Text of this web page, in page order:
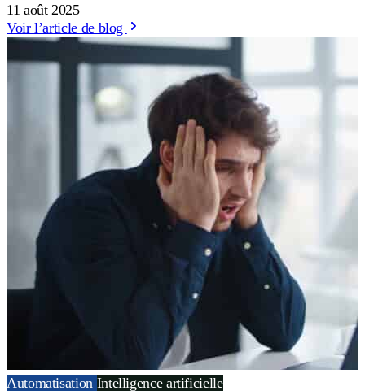
11 août 2025
Voir l’article de blog
Automatisation Intelligence artificielle